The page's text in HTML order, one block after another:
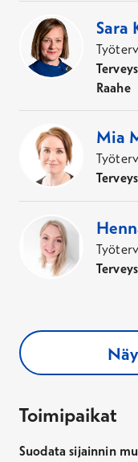
Sara
Raahe
Mia
Toimipaikat
Toimipaikat
Suodata sijainnin